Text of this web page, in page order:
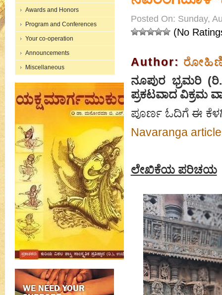
Awards and Honors
Program and Conferences
Your co-operation
Announcements
Miscellaneous
Posted On: Sunday,
(No
Author: ರೋಹಿಣಿ
ನೂಪುರ ಭ್ರಮರಿ
ಪ್ರಕಟವಾದ ವಿಕ್ರಮ
ಪೂರ್ಣ ಓದಿಗೆ ಈ
Navaranga
ಲೇಖಿಕೆಯ ಪರಿಚಯ